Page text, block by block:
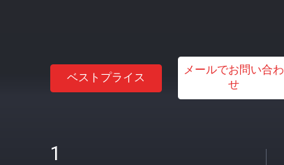
ベストプライス
メールでお問い合わ
せ
1